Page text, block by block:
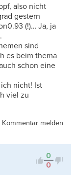
also nicht
gestern
(!)… Ja, ja
sind
es beim thema
schon eine
nicht! Ist
viel zu
Kommentar melden
0
0